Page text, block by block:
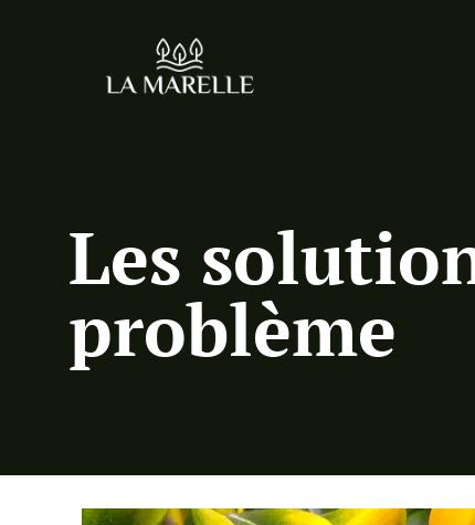
Les
problème